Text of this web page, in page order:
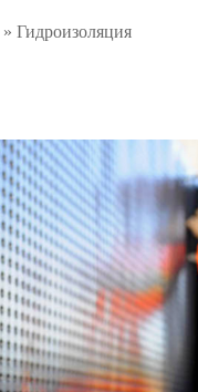
» Гидроизоляция